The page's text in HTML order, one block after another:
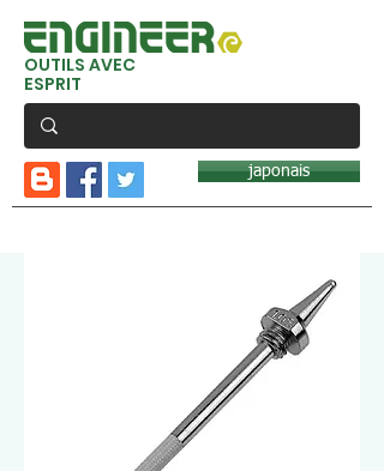
OUTILS AVEC
ESPRIT
japonais